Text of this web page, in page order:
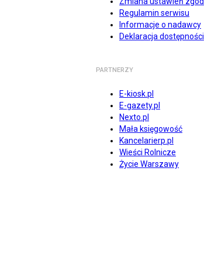
Regulamin serwisu
Informacje o nadawcy
Deklaracja dostępności
PARTNERZY
E-kiosk.pl
E-gazety.pl
Nexto.pl
Mała księgowość
Kancelarierp.pl
Wieści Rolnicze
Życie Warszawy